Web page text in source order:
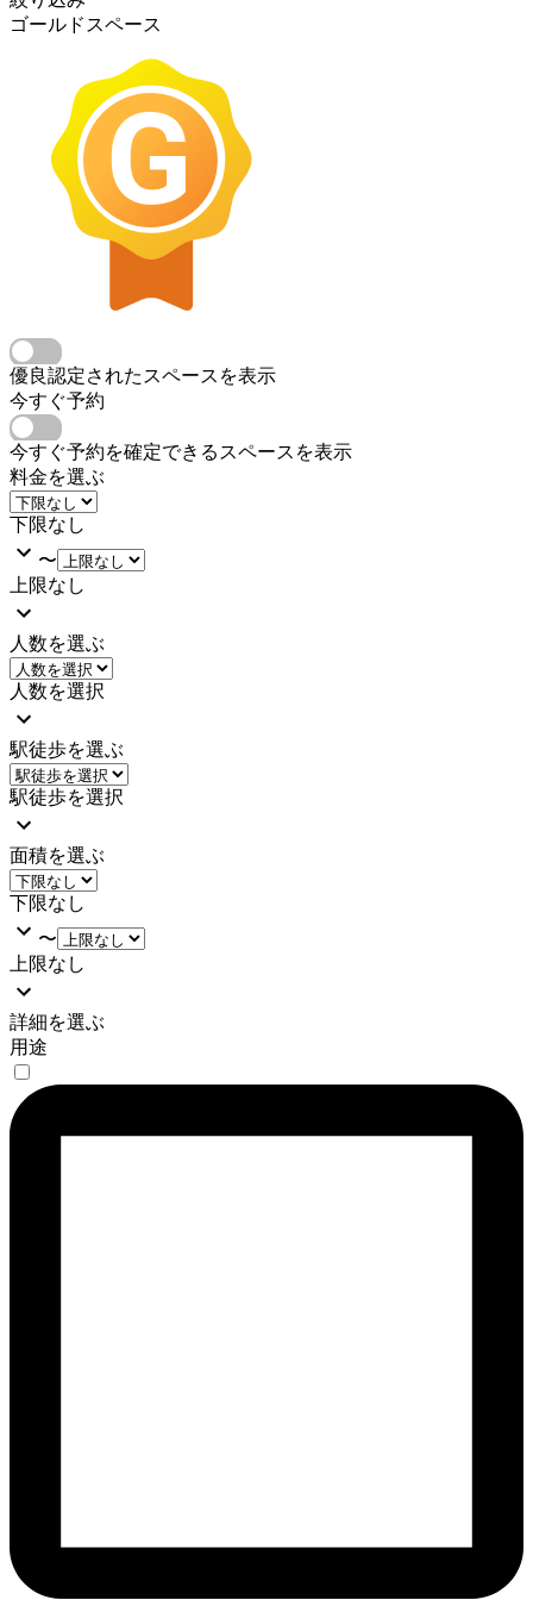
ゴールドスペース
優良認定されたスペースを表示
今すぐ予約
今すぐ予約を確定できるスペースを表示
料金を選ぶ
下限なし
〜
上限なし
人数を選ぶ
人数を選択
駅徒歩を選ぶ
駅徒歩を選択
面積を選ぶ
下限なし
〜
上限なし
詳細を選ぶ
用途